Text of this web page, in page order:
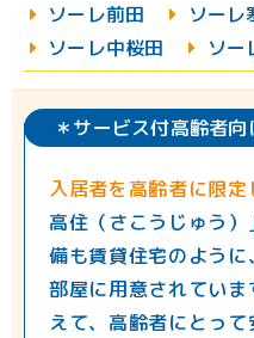
ソーレ前田 ソーレ
ソーレ中桜田
ソー
＊サービス付高齢者向
入居者を高齢者に限定
高住（さこうじゅう
備も賃貸住宅のよう
部屋に用意されてい
えて、高齢者にとっ